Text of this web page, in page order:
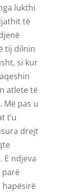
lukthi
të
tij dilnin
si kur
atlete të
Më pas u
t’u
drejt
E ndjeva
parë
hapësirë